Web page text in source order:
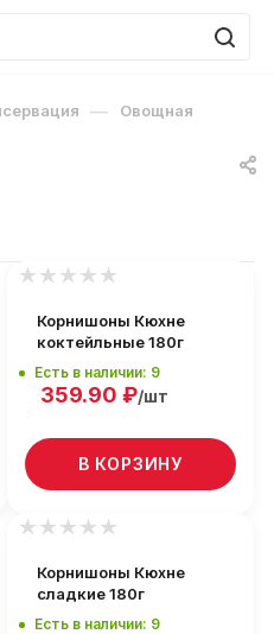
— Овощная
Корнишоны Кюхне
коктейльные 180г
Есть в наличии: 9
359.90 ₽/шт
В КОРЗИНУ
Корнишоны Кюхне
сладкие 180г
Есть в наличии: 9